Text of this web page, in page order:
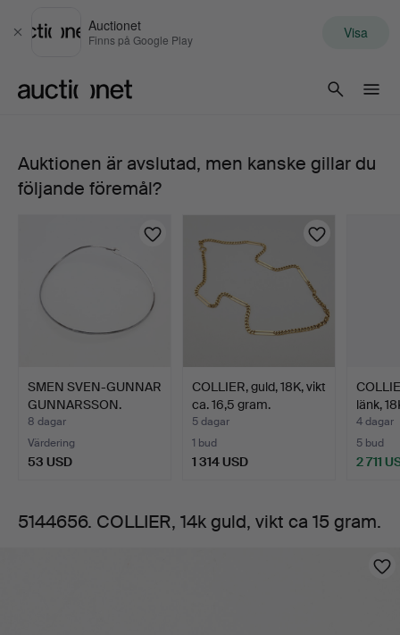
Stäng
Auctionet
Finns på Google Play Visa
COLLIER,
guld,
vikt
gram.
Auktionen är avslutad, men kanske gillar du
följande föremål?
SMEN SVEN-GUNNAR
GUNNARSSON.
COLLIER, silv…
8 dagar
Värdering
53 USD
COLLIER, guld, 18K, vikt
ca. 16,5 gram.
5 dagar
1 bud
1 314 USD
länk,
4 dagar
5 bud
2 711
5144656. COLLIER, 14k guld, vikt ca 15 gram.